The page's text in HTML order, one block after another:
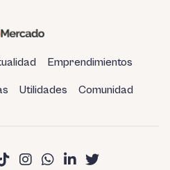
Emprendimientos
Utilidades Comunidad